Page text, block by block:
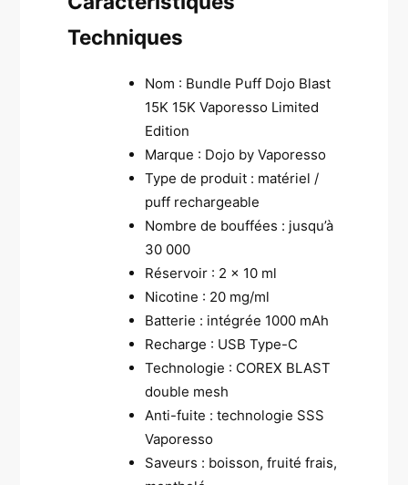
Techniques
Nom : Bundle Puff Dojo Blast
15K 15K Vaporesso Limited
Edition
Marque : Dojo by Vaporesso
Type de produit : matériel /
puff rechargeable
Nombre de bouffées : jusqu’à
30 000
Réservoir : 2 x 10 ml
Nicotine : 20 mg/ml
Batterie : intégrée 1000 mAh
Recharge : USB Type-C
Technologie : COREX BLAST
double mesh
Anti-fuite : technologie SSS
Vaporesso
Saveurs : boisson, fruité frais,